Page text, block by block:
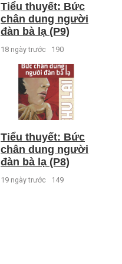
Tiểu thuyết: Bức
chân dung người
đàn bà lạ (P9)
18 ngày trước 190
Tiểu thuyết: Bức
chân dung người
đàn bà lạ (P8)
19 ngày trước 149